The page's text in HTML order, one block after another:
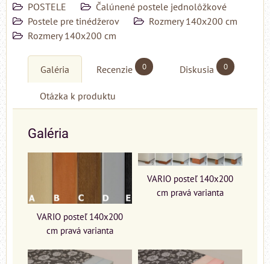
POSTELE
Čalúnené postele jednolôžkové
Postele pre tinédžerov
Rozmery 140x200 cm
Rozmery 140x200 cm
Galéria Recenzie 0 Diskusia 0
Otázka k produktu
Galéria
VARIO posteľ 140x200
cm pravá varianta
VARIO posteľ 140x200
cm pravá varianta